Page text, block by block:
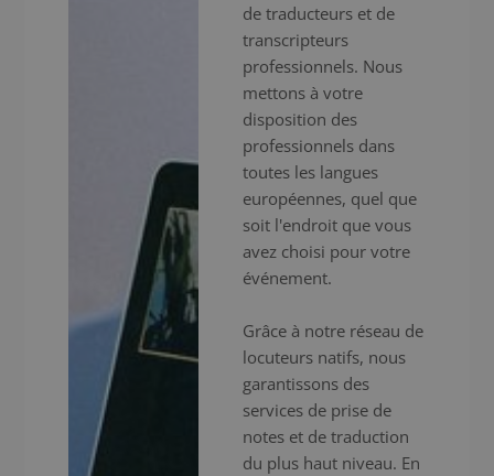
de traducteurs et de
transcripteurs
professionnels. Nous
mettons à votre
disposition des
professionnels dans
toutes les langues
européennes, quel que
soit l'endroit que vous
avez choisi pour votre
événement.
Grâce à notre réseau de
locuteurs natifs, nous
garantissons des
services de prise de
notes et de traduction
du plus haut niveau. En